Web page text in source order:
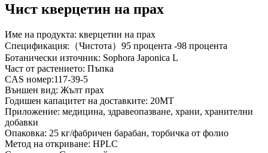
Чист кверцетин на прах
Име на продукта: кверцетин на прах
Спецификация:（Чистота）95 процента -98 процента
Ботанически източник: Sophora Japonica L
Част от растението: Пъпка
CAS номер:117-39-5
Външен вид: Жълт прах
Годишен капацитет на доставките: 20MT
Приложение: медицина, здравеопазване, храни, хранителни
добавки
Опаковка: 25 кг/фабричен барабан, торбичка от фолио
Метод на откриване: HPLC